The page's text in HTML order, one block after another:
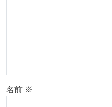
名前 ※